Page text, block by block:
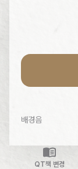
배경음
QT책 변경